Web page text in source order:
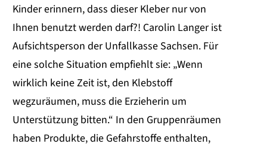
Kinder erinnern, dass dieser Kleber nur von
Ihnen benutzt werden darf?! Carolin Langer ist
Aufsichtsperson der Unfallkasse Sachsen. Für
eine solche Situation empfiehlt sie: „Wenn
wirklich keine Zeit ist, den Klebstoff
wegzuräumen, muss die Erzieherin um
Unterstützung bitten.“ In den Gruppenräumen
haben Produkte, die Gefahrstoffe enthalten,